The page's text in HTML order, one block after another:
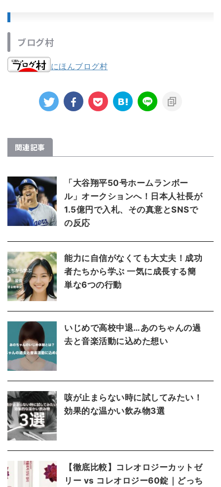
ブログ村
にほんブログ村
関連記事
「大谷翔平50号ホームランボー
ル」オークションへ！日本人社長が
1.5億円で入札、その真意とSNSで
の反応
能力に自信がなくても大丈夫！成功
者たちから学ぶ 一気に成長する簡
単な6つの行動
いじめで高校中退…あのちゃんの過
去と音楽活動に込めた想い
咳が止まらない時に試してみたい！
効果的な温かい飲み物3選
【徹底比較】コレオロジーカットゼ
リー vs コレオロジー60錠｜どっち